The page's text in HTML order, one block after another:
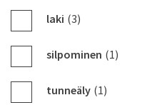
laki (3)
silpominen (1)
tunneäly (1)